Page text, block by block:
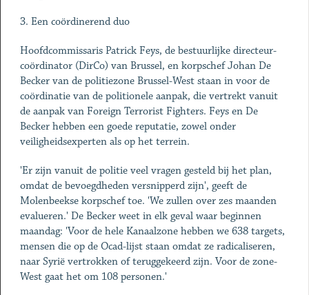
3. Een coördinerend duo
Hoofdcommissaris Patrick Feys, de bestuurlijke directeur-
coördinator (DirCo) van Brussel, en korpschef Johan De
Becker van de politiezone Brussel-West staan in voor de
coördinatie van de politionele aanpak, die vertrekt vanuit
de aanpak van Foreign Terrorist Fighters. Feys en De
Becker hebben een goede reputatie, zowel onder
veiligheidsexperten als op het terrein.
'Er zijn vanuit de politie veel vragen gesteld bij het plan,
omdat de bevoegdheden versnipperd zijn', geeft de
Molenbeekse korpschef toe. 'We zullen over zes maanden
evalueren.' De Becker weet in elk geval waar beginnen
maandag: 'Voor de hele Kanaalzone hebben we 638 targets,
mensen die op de Ocad-lijst staan omdat ze radicaliseren,
naar Syrië vertrokken of teruggekeerd zijn. Voor de zone-
West gaat het om 108 personen.'